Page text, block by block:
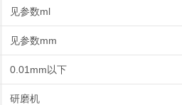
见参数ml
见参数mm
0.01mm以下
研磨机